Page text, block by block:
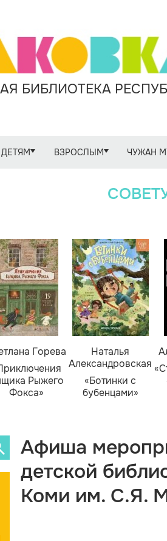
БИБЛИОТЕКА
ДЕТЯМ ВЗРОСЛЫМ ЧУЖАН
Горева
Рыжего
Фокса»
Наталья
Александровская
«Ботинки с
бубенцами»
Афиша
детской
Коми им. С.Я.